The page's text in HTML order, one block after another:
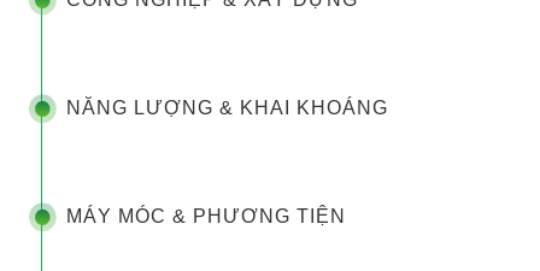
NĂNG LƯỢNG & KHAI KHOÁNG
MÁY MÓC & PHƯƠNG TIỆN